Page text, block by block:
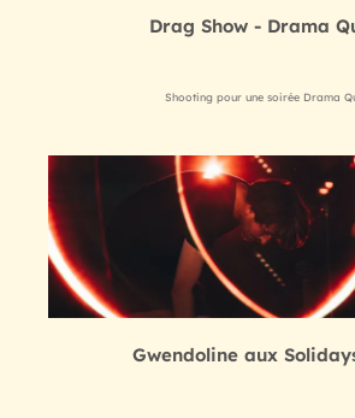
Drag Show - Drama
Shooting pour une soirée Drama
Gwendoline aux